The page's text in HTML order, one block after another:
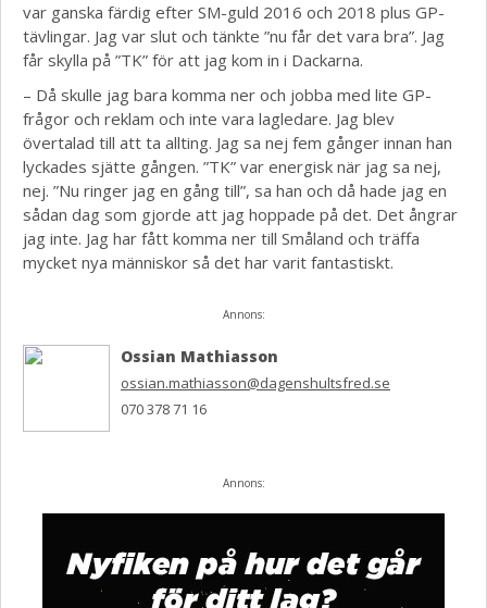
var ganska färdig efter SM-guld 2016 och 2018 plus GP-
tävlingar. Jag var slut och tänkte ”nu får det vara bra”. Jag
får skylla på ”TK” för att jag kom in i Dackarna.
– Då skulle jag bara komma ner och jobba med lite GP-
frågor och reklam och inte vara lagledare. Jag blev
övertalad till att ta allting. Jag sa nej fem gånger innan han
lyckades sjätte gången. ”TK” var energisk när jag sa nej,
nej. ”Nu ringer jag en gång till”, sa han och då hade jag en
sådan dag som gjorde att jag hoppade på det. Det ångrar
jag inte. Jag har fått komma ner till Småland och träffa
mycket nya människor så det har varit fantastiskt.
Annons:
Ossian Mathiasson
ossian.mathiasson@dagenshultsfred.se
070 378 71 16
Annons: